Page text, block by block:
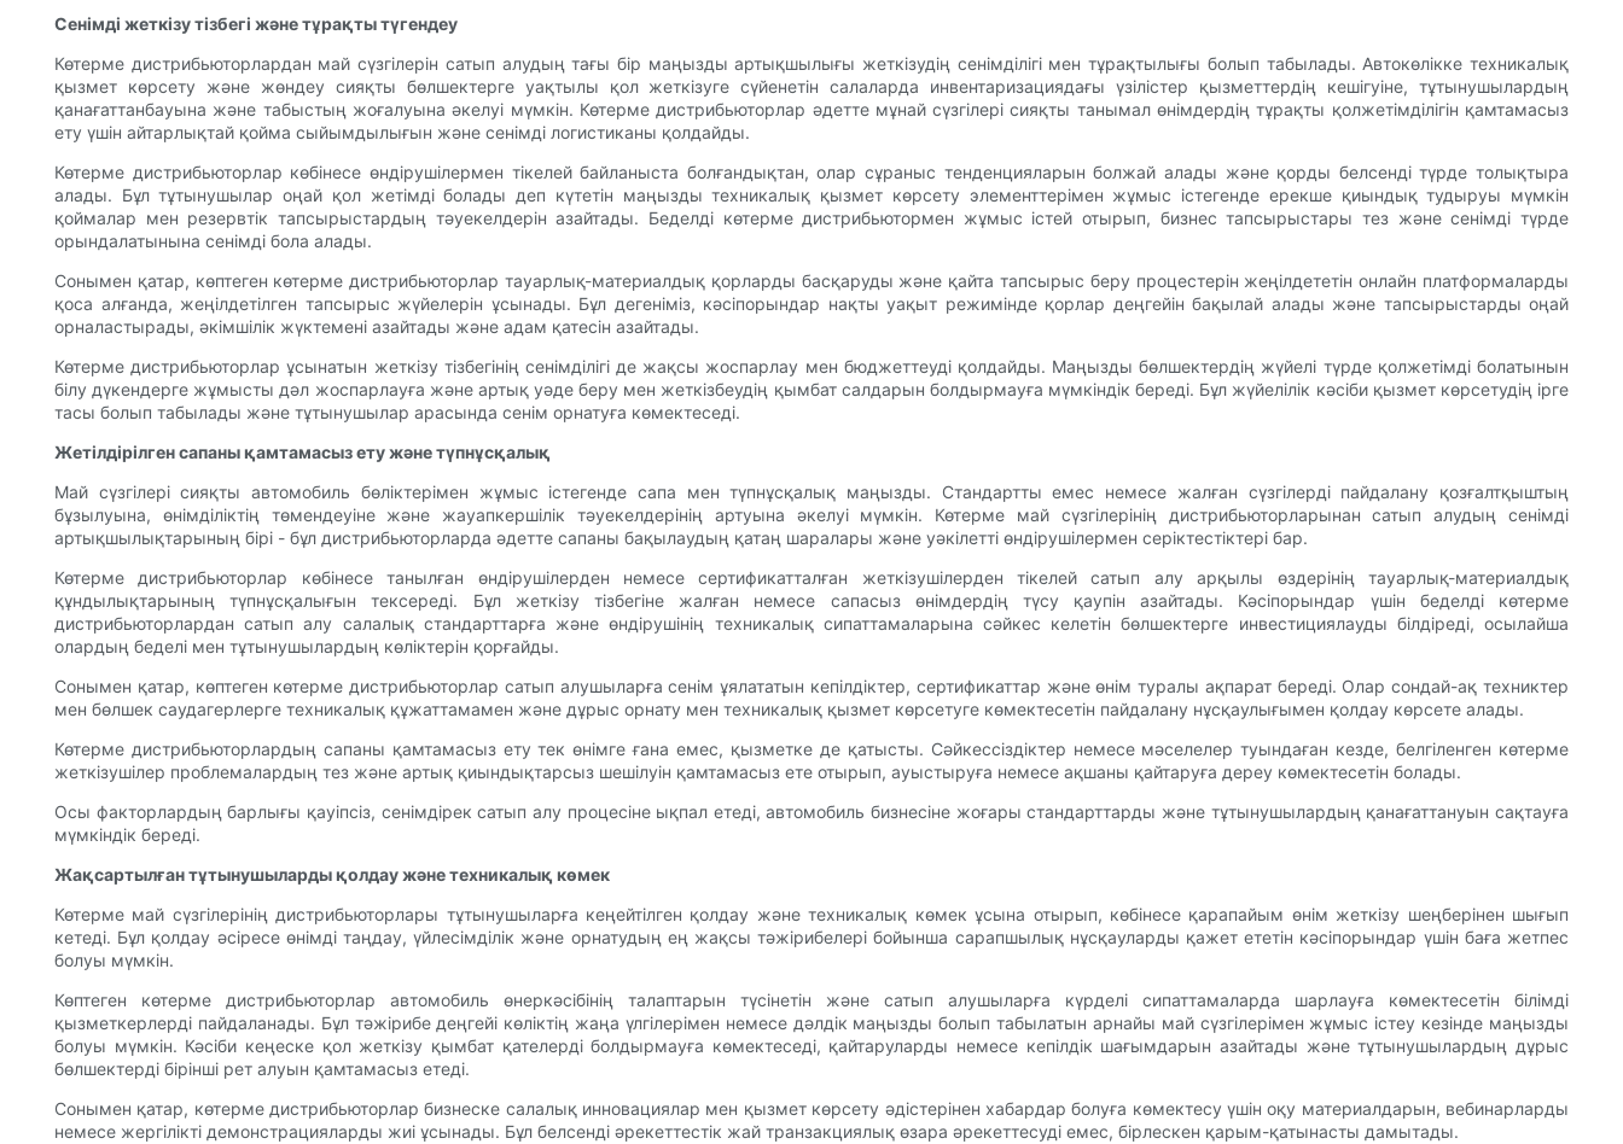
Сенімді жеткізу тізбегі және тұрақты түгендеу
Көтерме дистрибьюторлардан май сүзгілерін сатып алудың тағы бір маңызды артықшылығы жеткізудің сенімділігі мен тұрақтылығы болып табылады. Автокөлікке техникалық
қызмет көрсету және жөндеу сияқты бөлшектерге уақтылы қол жеткізуге сүйенетін салаларда инвентаризациядағы үзілістер қызметтердің кешігуіне, тұтынушылардың
қанағаттанбауына және табыстың жоғалуына әкелуі мүмкін. Көтерме дистрибьюторлар әдетте мұнай сүзгілері сияқты танымал өнімдердің тұрақты қолжетімділігін қамтамасыз
ету үшін айтарлықтай қойма сыйымдылығын және сенімді логистиканы қолдайды.
Көтерме дистрибьюторлар көбінесе өндірушілермен тікелей байланыста болғандықтан, олар сұраныс тенденцияларын болжай алады және қорды белсенді түрде толықтыра
алады. Бұл тұтынушылар оңай қол жетімді болады деп күтетін маңызды техникалық қызмет көрсету элементтерімен жұмыс істегенде ерекше қиындық тудыруы мүмкін
қоймалар мен резервтік тапсырыстардың тәуекелдерін азайтады. Беделді көтерме дистрибьютормен жұмыс істей отырып, бизнес тапсырыстары тез және сенімді түрде
орындалатынына сенімді бола алады.
Сонымен қатар, көптеген көтерме дистрибьюторлар тауарлық-материалдық қорларды басқаруды және қайта тапсырыс беру процестерін жеңілдететін онлайн платформаларды
қоса алғанда, жеңілдетілген тапсырыс жүйелерін ұсынады. Бұл дегеніміз, кәсіпорындар нақты уақыт режимінде қорлар деңгейін бақылай алады және тапсырыстарды оңай
орналастырады, әкімшілік жүктемені азайтады және адам қатесін азайтады.
Көтерме дистрибьюторлар ұсынатын жеткізу тізбегінің сенімділігі де жақсы жоспарлау мен бюджеттеуді қолдайды. Маңызды бөлшектердің жүйелі түрде қолжетімді болатынын
білу дүкендерге жұмысты дәл жоспарлауға және артық уәде беру мен жеткізбеудің қымбат салдарын болдырмауға мүмкіндік береді. Бұл жүйелілік кәсіби қызмет көрсетудің ірге
тасы болып табылады және тұтынушылар арасында сенім орнатуға көмектеседі.
Жетілдірілген сапаны қамтамасыз ету және түпнұсқалық
Май сүзгілері сияқты автомобиль бөліктерімен жұмыс істегенде сапа мен түпнұсқалық маңызды. Стандартты емес немесе жалған сүзгілерді пайдалану қозғалтқыштың
бұзылуына, өнімділіктің төмендеуіне және жауапкершілік тәуекелдерінің артуына әкелуі мүмкін. Көтерме май сүзгілерінің дистрибьюторларынан сатып алудың сенімді
артықшылықтарының бірі - бұл дистрибьюторларда әдетте сапаны бақылаудың қатаң шаралары және уәкілетті өндірушілермен серіктестіктері бар.
Көтерме дистрибьюторлар көбінесе танылған өндірушілерден немесе сертификатталған жеткізушілерден тікелей сатып алу арқылы өздерінің тауарлық-материалдық
құндылықтарының түпнұсқалығын тексереді. Бұл жеткізу тізбегіне жалған немесе сапасыз өнімдердің түсу қаупін азайтады. Кәсіпорындар үшін беделді көтерме
дистрибьюторлардан сатып алу салалық стандарттарға және өндірушінің техникалық сипаттамаларына сәйкес келетін бөлшектерге инвестициялауды білдіреді, осылайша
олардың беделі мен тұтынушылардың көліктерін қорғайды.
Сонымен қатар, көптеген көтерме дистрибьюторлар сатып алушыларға сенім ұялататын кепілдіктер, сертификаттар және өнім туралы ақпарат береді. Олар сондай-ақ техниктер
мен бөлшек саудагерлерге техникалық құжаттамамен және дұрыс орнату мен техникалық қызмет көрсетуге көмектесетін пайдалану нұсқаулығымен қолдау көрсете алады.
Көтерме дистрибьюторлардың сапаны қамтамасыз ету тек өнімге ғана емес, қызметке де қатысты. Сәйкессіздіктер немесе мәселелер туындаған кезде, белгіленген көтерме
жеткізушілер проблемалардың тез және артық қиындықтарсыз шешілуін қамтамасыз ете отырып, ауыстыруға немесе ақшаны қайтаруға дереу көмектесетін болады.
Осы факторлардың барлығы қауіпсіз, сенімдірек сатып алу процесіне ықпал етеді, автомобиль бизнесіне жоғары стандарттарды және тұтынушылардың қанағаттануын сақтауға
мүмкіндік береді.
Жақсартылған тұтынушыларды қолдау және техникалық көмек
Көтерме май сүзгілерінің дистрибьюторлары тұтынушыларға кеңейтілген қолдау және техникалық көмек ұсына отырып, көбінесе қарапайым өнім жеткізу шеңберінен шығып
кетеді. Бұл қолдау әсіресе өнімді таңдау, үйлесімділік және орнатудың ең жақсы тәжірибелері бойынша сарапшылық нұсқауларды қажет ететін кәсіпорындар үшін баға жетпес
болуы мүмкін.
Көптеген көтерме дистрибьюторлар автомобиль өнеркәсібінің талаптарын түсінетін және сатып алушыларға күрделі сипаттамаларда шарлауға көмектесетін білімді
қызметкерлерді пайдаланады. Бұл тәжірибе деңгейі көліктің жаңа үлгілерімен немесе дәлдік маңызды болып табылатын арнайы май сүзгілерімен жұмыс істеу кезінде маңызды
болуы мүмкін. Кәсіби кеңеске қол жеткізу қымбат қателерді болдырмауға көмектеседі, қайтаруларды немесе кепілдік шағымдарын азайтады және тұтынушылардың дұрыс
бөлшектерді бірінші рет алуын қамтамасыз етеді.
Сонымен қатар, көтерме дистрибьюторлар бизнеске салалық инновациялар мен қызмет көрсету әдістерінен хабардар болуға көмектесу үшін оқу материалдарын, вебинарларды
немесе жергілікті демонстрацияларды жиі ұсынады. Бұл белсенді әрекеттестік жай транзакциялық өзара әрекеттесуді емес, бірлескен қарым-қатынасты дамытады.